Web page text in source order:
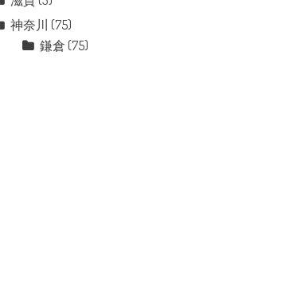
神奈川 (75)
鎌倉 (75)